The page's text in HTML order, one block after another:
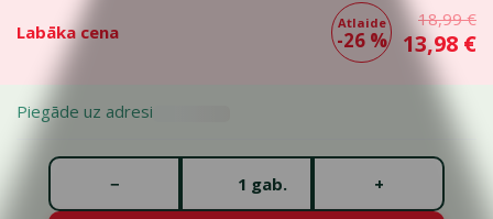
Labāka cena Atlaide
-26 %
18,99 €
13,98 €
Piegāde uz adresi
gab.
− +